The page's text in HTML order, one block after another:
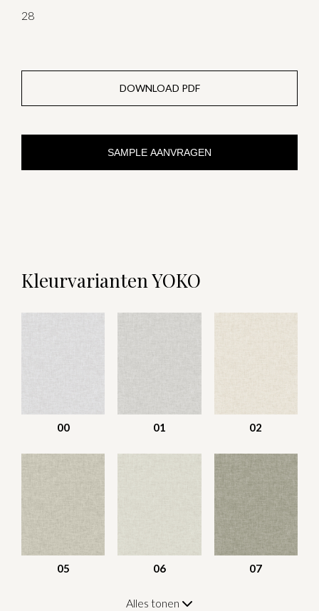
28
DOWNLOAD PDF
SAMPLE AANVRAGEN
Kleurvarianten YOKO
00 01 02
05 06 07
Alles tonen